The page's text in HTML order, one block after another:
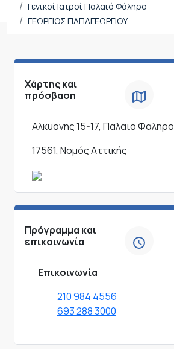
Γενικοί Ιατροί Παλαιό Φάληρο
ΓΕΩΡΓΙΟΣ ΠΑΠΑΓΕΩΡΓΙΟΥ
Χάρτης και
πρόσβαση
Αλκυονης 15-17, Παλαιο Φαληρο
17561, Νομός Αττικής
Πρόγραμμα και
επικοινωνία
Επικοινωνία
210 984 4556
693 288 3000